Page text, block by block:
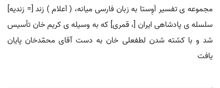
مجموعه ی تفسیر اَوِستا به زبان فارسی میانه، ( اَعلام ) زند [= زندیه]
سلسله ی پادشاهی ایران [، قمری] که به وسیله ی کریم خان تأسیس
شد و با کشته شدن لطفعلی خان به دست آقای محمّدخان پایان
یافت